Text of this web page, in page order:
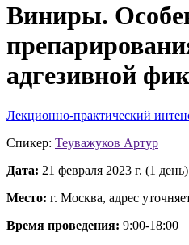
Виниры.
адгезивной
Лекционно-практический
Спикер: Теуважуков Артур
Дата: 21 февраля 2023 г. (1 день)
Место: г. Москва, адрес
Время проведения: 9:00-18:00